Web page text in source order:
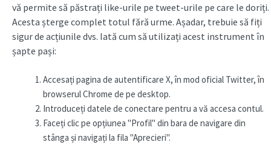
vă permite să păstrați like-urile pe tweet-urile pe care le doriți.
Acesta șterge complet totul fără urme. Așadar, trebuie să fiți
sigur de acțiunile dvs. Iată cum să utilizați acest instrument în
șapte pași:
Accesați pagina de autentificare X, în mod oficial Twitter, în
browserul Chrome de pe desktop.
Introduceți datele de conectare pentru a vă accesa contul.
Faceți clic pe opțiunea "Profil" din bara de navigare din
stânga și navigați la fila "Aprecieri".